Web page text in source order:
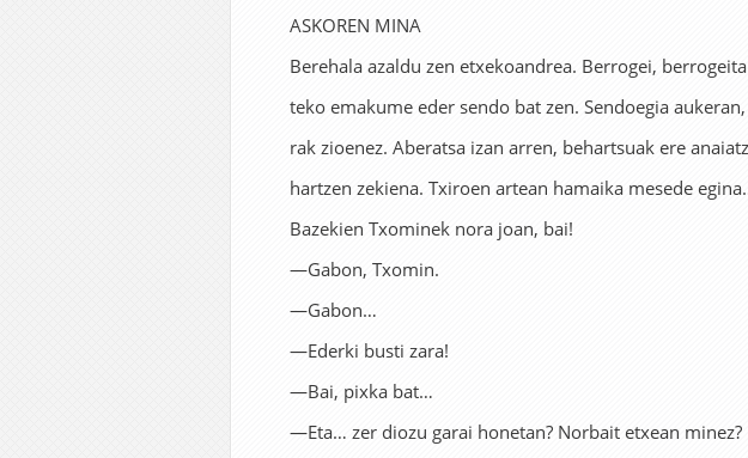
ASKOREN MINA
Berehala azaldu zen etxekoandrea. Berrogei,
teko emakume eder sendo bat zen. Sendoegia
rak zioenez. Aberatsa izan arren, behartsuak ere
hartzen zekiena. Txiroen artean hamaika mesede
Bazekien Txominek nora joan, bai!
—Gabon, Txomin.
—Gabon…
—Ederki busti zara!
—Bai, pixka bat…
—Eta… zer diozu garai honetan? Norbait etxean minez?